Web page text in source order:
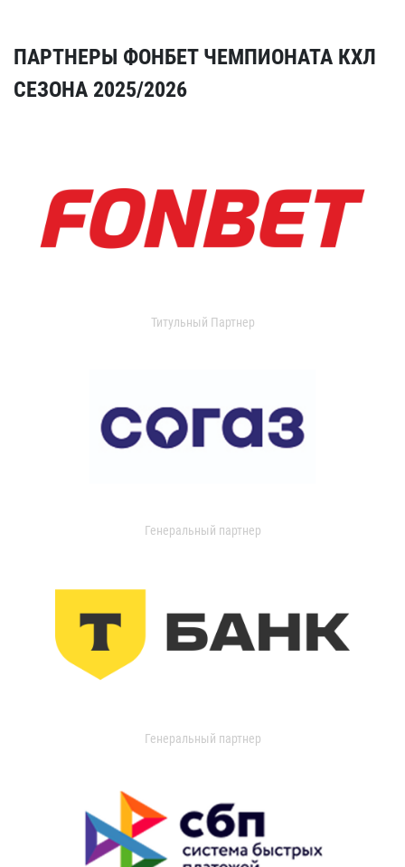
ПАРТНЕРЫ ФОНБЕТ ЧЕМПИОНАТА КХЛ
СЕЗОНА 2025/2026
Титульный Партнер
Генеральный партнер
Генеральный партнер